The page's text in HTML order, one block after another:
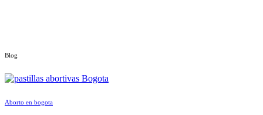
Blog
Aborto en bogota